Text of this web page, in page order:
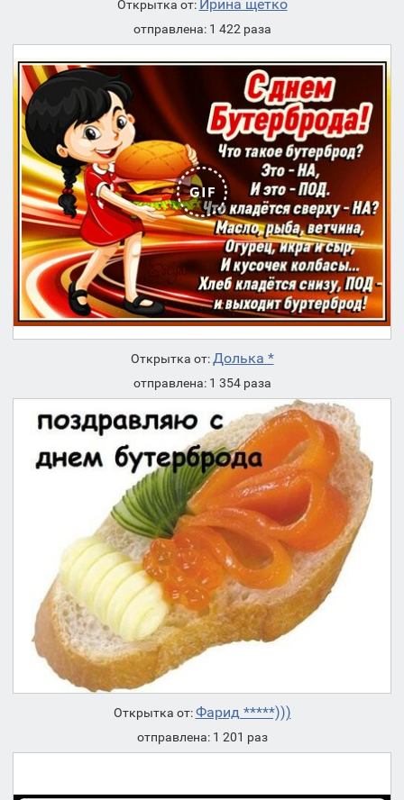
Открытка от: Ирина щетко
отправлена: 1 422 раза
Открытка от:Долька *
отправлена: 1 354 раза
Открытка от:Фарид *****)))
отправлена: 1 201 раз